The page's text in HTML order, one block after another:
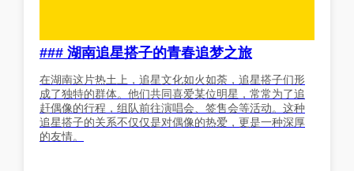
### 湖南追星搭子的青春追梦之旅
在湖南这片热土上，追星文化如火如荼，追星搭子们形
成了独特的群体。他们共同喜爱某位明星，常常为了追
赶偶像的行程，组队前往演唱会、签售会等活动。这种
追星搭子的关系不仅仅是对偶像的热爱，更是一种深厚
的友情。